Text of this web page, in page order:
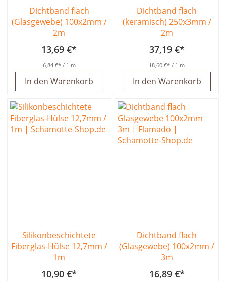
Dichtband flach
(Glasgewebe) 100x2mm /
2m
13,69 €
6,84 € / 1 m
In den Warenkorb
Dichtband flach
(keramisch) 250x3mm /
2m
37,19 €
18,60 € / 1 m
In den Warenkorb
Silikonbeschichtete
Fiberglas-Hülse 12,7mm /
1m
10,90 €
Dichtband flach
(Glasgewebe) 100x2mm /
3m
16,89 €